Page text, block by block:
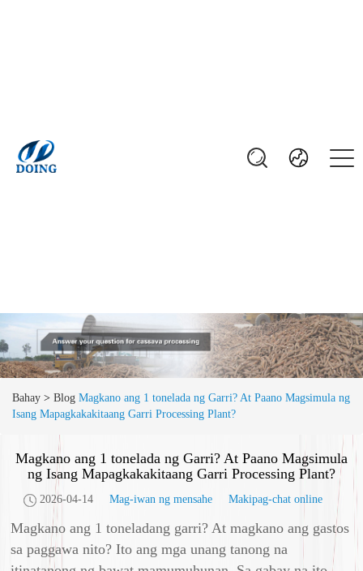
Bahay > Blog Magkano ang 1 tonelada ng Garri? At Paano Magsimula ng
Isang Mapagkakakitaang Garri Processing Plant?
Magkano ang 1 tonelada ng Garri? At Paano Magsimula
ng Isang Mapagkakakitaang Garri Processing Plant?
2026-04-14 Mag-iwan ng mensahe Makipag-chat online
Magkano ang 1 toneladang garri? At magkano ang gastos
sa paggawa nito? Ito ang mga unang tanong na